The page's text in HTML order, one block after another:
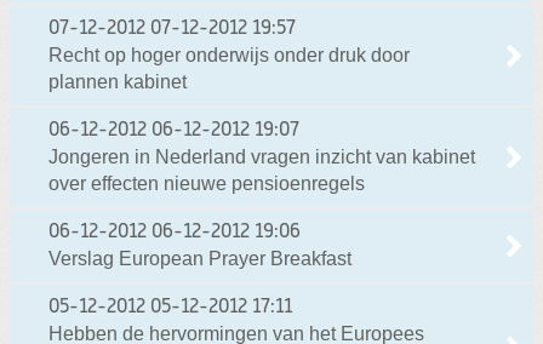
07-12-2012 07-12-2012 19:57
Recht op hoger onderwijs onder druk door
plannen kabinet
06-12-2012 06-12-2012 19:07
Jongeren in Nederland vragen inzicht van kabinet
over effecten nieuwe pensioenregels
06-12-2012 06-12-2012 19:06
Verslag European Prayer Breakfast
05-12-2012 05-12-2012 17:11
Hebben de hervormingen van het Europees